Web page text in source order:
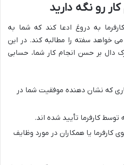
رو نگه دارید
به دروغ ادعا کند که شما به
خواهد سفته را مطالبه کند. در این
دال بر حسن انجام کار شما، حسابی
که نشان دهنده موفقیت شما در
کارفرما تأیید شده اند.
کارفرما یا همکاران در مورد وظایف